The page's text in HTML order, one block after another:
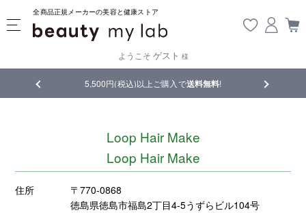
全商品正規メーカーの美容と健康ストア
ようこそ ゲスト 様
5,500円(税込)以上ご購入で送料無料! 【重要】
Loop Hair Make
Loop Hair Make
住所
〒770-0868
徳島県徳島市福島2丁目4-5うずらビル104号